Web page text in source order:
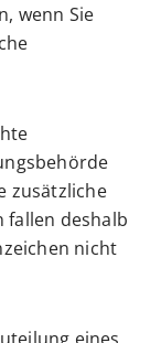
wenn Sie
zusätzliche
fallen deshalb
nicht